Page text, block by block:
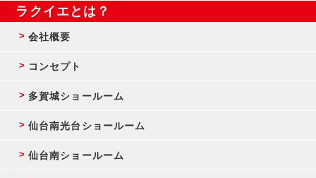
ラクイエとは？
会社概要
コンセプト
多賀城ショールーム
仙台南光台ショールーム
仙台南ショールーム